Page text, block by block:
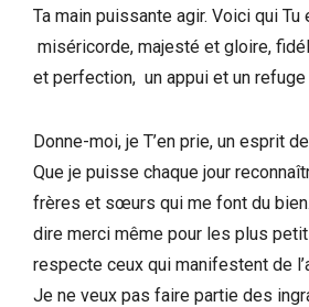
Ta main puissante agir. Voici qui Tu
miséricorde, majesté et gloire,
et perfection, un appui et un
Donne-moi, je T’en prie, un esprit
Que je puisse chaque jour
frères et sœurs qui me font du
dire merci même pour les plus
respecte ceux qui manifestent de
Je ne veux pas faire partie des